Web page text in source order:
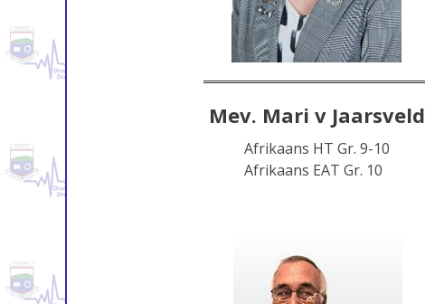
Mev. Mari v Jaarsveld
Afrikaans HT Gr. 9-10
Afrikaans EAT Gr. 10